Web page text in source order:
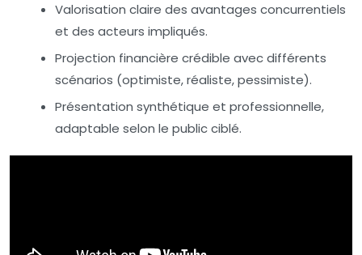
Valorisation claire des avantages concurrentiels
et des acteurs impliqués.
Projection financière crédible avec différents
scénarios (optimiste, réaliste, pessimiste).
Présentation synthétique et professionnelle,
adaptable selon le public ciblé.